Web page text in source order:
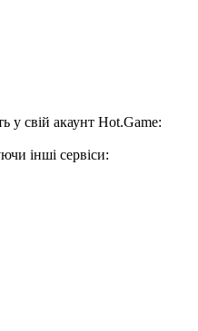
у свій акаунт Hot.Game:
інші сервіси: